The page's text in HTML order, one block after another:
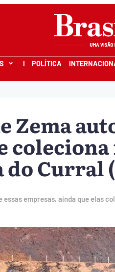
I POLÍTICA
Zema
coleciona
Curral
empresas, ainda que elas